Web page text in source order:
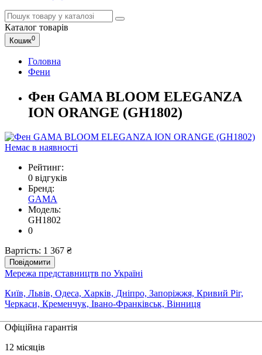
Каталог товарів
Кошик0
Головна
Фени
Фен GAMA BLOOM ELEGANZA
ION ORANGE (GH1802)
Немає в наявності
Рейтинг:
0 відгуків
Бренд:
GAMA
Модель:
GH1802
0
Вартість: 1 367 ₴
Повідомити
Мережа представництв по Україні
Київ, Львів, Одеса, Харків, Дніпро, Запоріжжя, Кривий Ріг,
Черкаси, Кременчук, Івано-Франківськ, Вінниця
Офіційна гарантія
12 місяців